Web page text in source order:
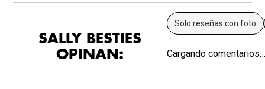
SALLY BESTIES
OPINAN:
Solo reseñas con foto
Cargando